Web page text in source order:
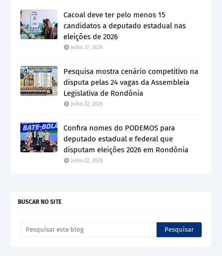
Cacoal deve ter pelo menos 15
candidatos a deputado estadual nas
eleições de 2026
Julho 27, 2026
Pesquisa mostra cenário competitivo na
disputa pelas 24 vagas da Assembleia
Legislativa de Rondônia
Julho 22, 2026
Confira nomes do PODEMOS para
deputado estadual e federal que
disputam eleições 2026 em Rondônia
Julho 22, 2026
BUSCAR NO SITE